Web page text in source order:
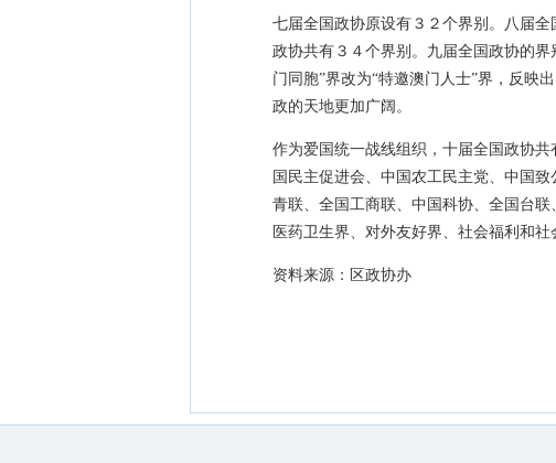
七届全国政协原设有３２个界别。八届全
政协共有３４个界别。九届全国政协的
门同胞”界改为“特邀澳门人士”界，反映
政的天地更加广阔。
作为爱国统一战线组织，十届全国政协
国民主促进会、中国农工民主党、中国
青联、全国工商联、中国科协、全国台
医药卫生界、对外友好界、社会福利和
资料来源：区政协办